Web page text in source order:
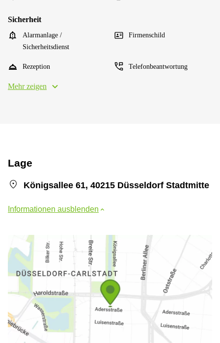
Sicherheit
Alarmanlage /
Sicherheitsdienst
Firmenschild
Rezeption Telefonbeantwortung
Mehr zeigen
Lage
Königsallee 61, 40215 Düsseldorf Stadtmitte
Informationen ausblenden